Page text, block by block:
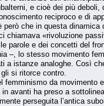
e cioè dei più
reciproco e di
però che in questa
chiamava «rivoluzione
parole e dei concetti del
–, lo stesso movimento
a istanze analoghe. Così
si ritorce contro.
femminismo da movimento
avanti ha preso a
perseguita l’antica